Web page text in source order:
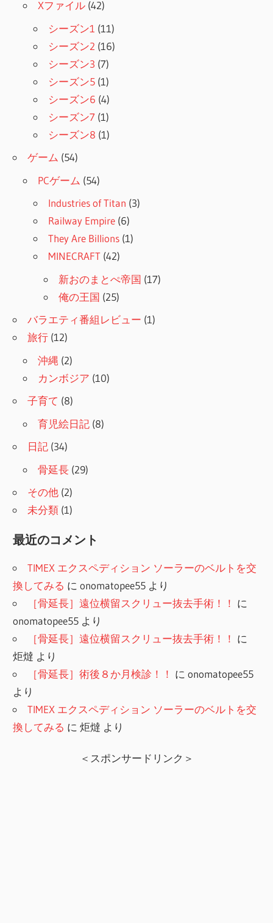
Xファイル (42)
シーズン1 (11)
シーズン2 (16)
シーズン3 (7)
シーズン5 (1)
シーズン6 (4)
シーズン7 (1)
シーズン8 (1)
ゲーム (54)
PCゲーム (54)
Industries of Titan (3)
Railway Empire (6)
They Are Billions (1)
MINECRAFT (42)
新おのまとぺ帝国 (17)
俺の王国 (25)
バラエティ番組レビュー (1)
旅行 (12)
沖縄 (2)
カンボジア (10)
子育て (8)
育児絵日記 (8)
日記 (34)
骨延長 (29)
その他 (2)
未分類 (1)
最近のコメント
TIMEX エクスペディション ソーラーのベルトを交
換してみる にonomatopee55 より
［骨延長］遠位横留スクリュー抜去手術！！ に
onomatopee55 より
［骨延長］遠位横留スクリュー抜去手術！！ に
炬燵 より
［骨延長］術後８か月検診！！ にonomatopee55
より
TIMEX エクスペディション ソーラーのベルトを交
換してみる に炬燵 より
＜スポンサードリンク＞